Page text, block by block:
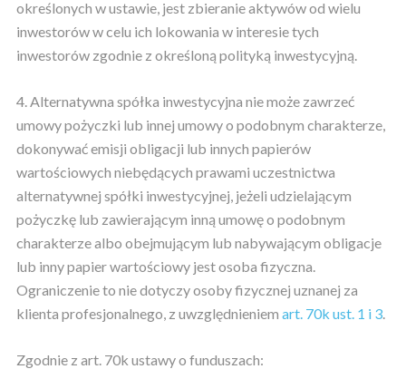
określonych w ustawie, jest zbieranie aktywów od wielu
inwestorów w celu ich lokowania w interesie tych
inwestorów zgodnie z określoną polityką inwestycyjną.
4. Alternatywna spółka inwestycyjna nie może zawrzeć
umowy pożyczki lub innej umowy o podobnym charakterze,
dokonywać emisji obligacji lub innych papierów
wartościowych niebędących prawami uczestnictwa
alternatywnej spółki inwestycyjnej, jeżeli udzielającym
pożyczkę lub zawierającym inną umowę o podobnym
charakterze albo obejmującym lub nabywającym obligacje
lub inny papier wartościowy jest osoba fizyczna.
Ograniczenie to nie dotyczy osoby fizycznej uznanej za
klienta profesjonalnego, z uwzględnieniem art. 70k ust. 1 i 3.
Zgodnie z art. 70k ustawy o funduszach: